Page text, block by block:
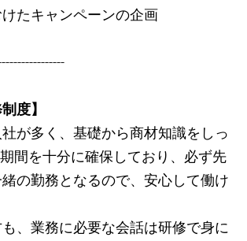
けたキャンペーンの企画
度】
が多く、基礎から商材知識をしっ
間を十分に確保しており、必ず先
の勤務となるので、安心して働け
、業務に必要な会話は研修で身に